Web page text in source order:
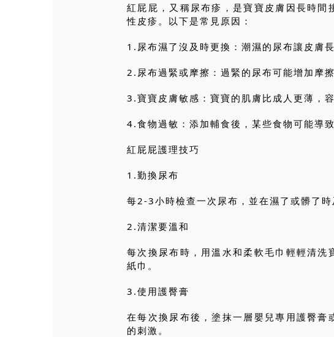
紅屁屁，又稱尿布疹，是寶寶皮膚因長時間
性皮疹。以下是常見原因：
1.尿布濕了沒及時更換：潮濕的尿布讓皮膚
2.尿布過緊或摩擦：過緊的尿布可能增加摩
3.寶寶皮膚敏感：寶寶的肌膚比成人更薄，容
4.食物過敏：添加輔食後，某些食物可能導
紅屁屁護理技巧
1.勤換尿布
每2-3小時檢查一次尿布，並在濕了或髒了時
2.清潔要溫和
每次換尿布時，用溫水和柔軟毛巾輕輕清
紙巾。
3.使用護臀膏
在每次換尿布後，塗抹一層嬰兒專用護臀膏
的刺激。